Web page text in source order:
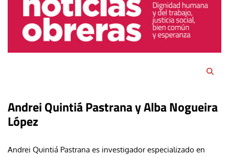
Andrei Quintiá Pastrana y Alba Nogueira
López
Andrei Quintiá Pastrana es investigador especializado en